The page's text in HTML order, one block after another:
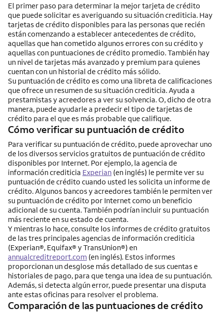
El primer paso para determinar la mejor tarjeta de crédito
que puede solicitar es averiguando su situación crediticia. Hay
tarjetas de crédito disponibles para las personas que recién
están comenzando a establecer antecedentes de crédito,
aquellas que han cometido algunos errores con su crédito y
aquellas con puntuaciones de crédito promedio. También hay
un nivel de tarjetas más avanzado y premium para quienes
cuentan con un historial de crédito más sólido.
Su puntuación de crédito es como una libreta de calificaciones
que ofrece un resumen de su situación crediticia. Ayuda a
prestamistas y acreedores a ver su solvencia. O, dicho de otra
manera, puede ayudarle a predecir el tipo de tarjetas de
crédito para el que es más probable que califique.
Cómo verificar su puntuación de crédito
Para verificar su puntuación de crédito, puede aprovechar uno
de los diversos servicios gratuitos de puntuación de crédito
disponibles por Internet. Por ejemplo, la agencia de
información crediticia Experian (en inglés) le permite ver su
puntuación de crédito cuando usted les solicita un informe de
crédito. Algunos bancos y acreedores también le permiten ver
su puntuación de crédito por Internetcomo un beneficio
adicional de su cuenta. También podrían incluir su puntuación
más reciente en su estado de cuenta.
Y mientras lo hace, consulte los informes de crédito gratuitos
de las tres principales agencias de información crediticia
(Experian®, Equifax® yTransUnion®) en
annualcreditreport.com (en inglés). Estos informes
proporcionan un desglose más detallado de sus cuentas e
historiales de pago, para que tenga una idea de su puntuación.
Además, si detecta algún error, puede presentar una disputa
ante estas oficinas para resolver el problema.
Comparación de las puntuaciones de crédito